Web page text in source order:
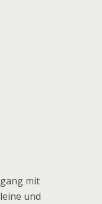
mit
und